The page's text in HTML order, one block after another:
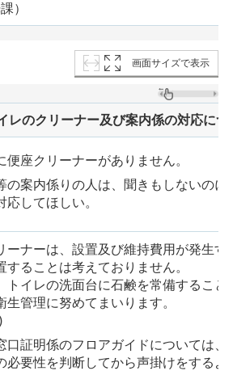
）
画面サイズで表示
レのクリーナー及び案内係の対応につ
便座クリーナーがありません。
の案内係りの人は、聞きもしないの
応してほしい。
ーナーは、設置及び維持費用が発生
することは考えておりません。
トイレの洗面台に石鹸を常備するこ
生管理に努めてまいります。
口証明係のフロアガイドについては
必要性を判断してから声掛けをするよ